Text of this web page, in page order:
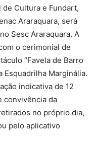
Cultura e Fundart,
Araraquara, será
Sesc Araraquara. A
o cerimonial de
“Favela de Barro
Esquadrilha Marginália.
indicativa de 12
convivência da
no próprio dia,
pelo aplicativo